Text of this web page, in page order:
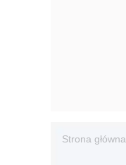
Strona główna